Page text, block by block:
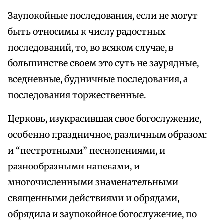
Заупокойные последования, если не могут
быть относимы к числу радостных
последований, то, во всяком случае, в
большинстве своем это суть не заурядные,
вседневные, будничные последования, а
последования торжественные.
Церковь, изукрасившая свое богослужение,
особенно праздничное, различным образом:
и “пестротными” песнопениями, и
разнообразными напевами, и
многочисленными знаменательными
священными действиями и обрядами,
обрядила и заупокойное богослужение, по